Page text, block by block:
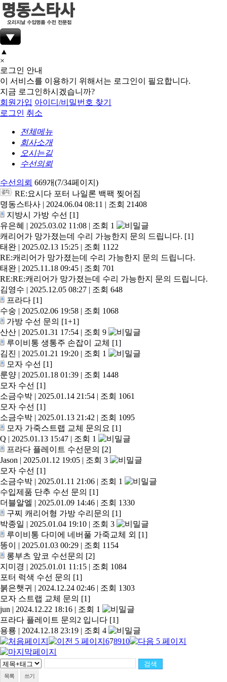
▲
×
로그인 안내
이 서비스를 이용하기 위해서는 로그인이 필요합니다.
지금 로그인하시겠습니까?
회원가입 아이디/비밀번호 찾기
로그인 취소
전체메뉴
회사소개
오시는길
수선의뢰
수선의뢰 669개(7/34페이지)
RE:요시다 포터 나일론 백팩 찢어짐
명동스타사 | 2024.06.04 08:11 | 조회 21408
지방시 가방 수선 [1]
유은혜 | 2025.03.02 11:08 | 조회 1
캐리어가 망가졌는데 수리 가능한지 문의 드립니다. [1]
태완 | 2025.02.13 15:25 | 조회 1122
RE:캐리어가 망가졌는데 수리 가능한지 문의 드립니다.
태완 | 2025.11.18 09:45 | 조회 701
RE:RE:캐리어가 망가졌는데 수리 가능한지 문의 드립니다.
김영수 | 2025.12.05 08:27 | 조회 648
프라다 [1]
수숭 | 2025.02.06 19:58 | 조회 1068
가방 수선 문의 [1+1]
산산 | 2025.01.31 17:54 | 조회 9
루이비통 생통주 손잡이 교체 [1]
김진 | 2025.01.21 19:20 | 조회 1
모자 수선 [1]
룬양 | 2025.01.18 01:39 | 조회 1448
모자 수선 [1]
소금수박 | 2025.01.14 21:54 | 조회 1061
모자 수선 [1]
소금수박 | 2025.01.13 21:42 | 조회 1095
모자 가죽스트랩 교체 문의요 [1]
Q | 2025.01.13 15:47 | 조회 1
프라다 플레이트 수선문의 [2]
Jason | 2025.01.12 19:05 | 조회 3
모자 수선 [1]
소금수박 | 2025.01.11 21:06 | 조회 1
수입제품 단추 수선 문의 [1]
더블알엘 | 2025.01.09 14:46 | 조회 1330
구찌 캐리어형 가방 수리문의 [1]
박종일 | 2025.01.04 19:10 | 조회 3
루이비통 다미에 네버풀 가죽교체 외 [1]
똥이 | 2025.01.03 00:29 | 조회 1154
롱부츠 앞코 수선문의 [2]
지미경 | 2025.01.01 11:15 | 조회 1084
포터 럭색 수선 문의 [1]
붉은햇귀 | 2024.12.24 02:46 | 조회 1303
모자 스트랩 교체 문의 [1]
jun | 2024.12.22 18:16 | 조회 1
프라다 플레이트 문의2 입니다 [1]
용룡 | 2024.12.18 23:19 | 조회 4
678910
목록 쓰기